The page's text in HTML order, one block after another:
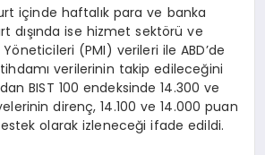
içinde haftalık para ve banka
dışında ise hizmet sektörü ve
(PMI) verileri ile ABD’de
verilerinin takip edileceğini
BIST 100 endeksinde 14.300 ve
direnç, 14.100 ve 14.000 puan
olarak izleneceği ifade edildi.